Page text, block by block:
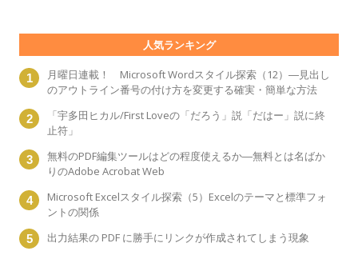
人気ランキング
月曜日連載！ Microsoft Wordスタイル探索（12）―見出し
のアウトライン番号の付け方を変更する確実・簡単な方法
「宇多田ヒカル/First Loveの「だろう」説「だはー」説に終
止符」
無料のPDF編集ツールはどの程度使えるか―無料とは名ばか
りのAdobe Acrobat Web
Microsoft Excelスタイル探索（5）Excelのテーマと標準フォ
ントの関係
出力結果の PDF に勝手にリンクが作成されてしまう現象